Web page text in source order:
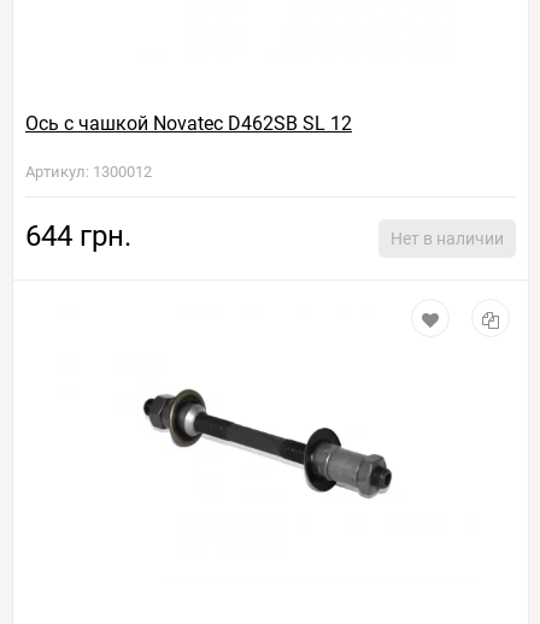
Ось с чашкой Novatec D462SB SL 12
Артикул: 1300012
644 грн. Нет в наличии